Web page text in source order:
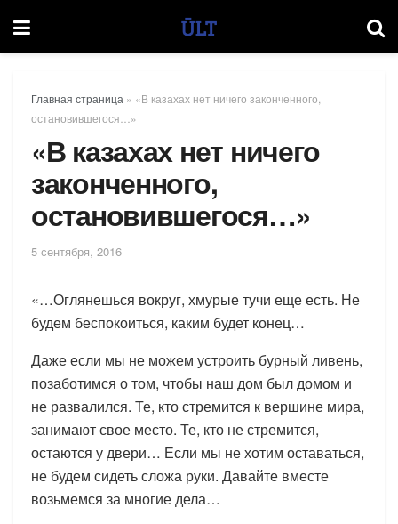
Главная страница » «В казахах нет ничего законченного,
остановившегося…»
«В казахах нет ничего
законченного,
остановившегося…»
5 сентября, 2016
«…Оглянешься вокруг, хмурые тучи еще есть. Не
будем беспокоиться, каким будет конец…
Даже если мы не можем устроить бурный ливень,
позаботимся о том, чтобы наш дом был домом и
не развалился. Те, кто стремится к вершине мира,
занимают свое место. Те, кто не стремится,
остаются у двери… Если мы не хотим оставаться,
не будем сидеть сложа руки. Давайте вместе
возьмемся за многие дела…